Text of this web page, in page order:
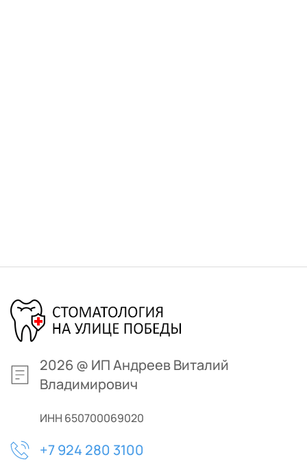
2026 @ ИП Андреев Виталий
Владимирович
ИНН 650700069020
+7 924 280 3100